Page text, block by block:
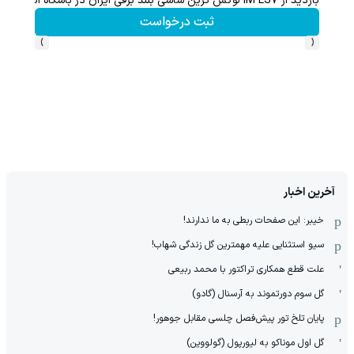
ثبت درخواست
‹
›
آخرین اخبار
خیبر: این صفحات ربطی به ما ندارند!
سیو استثنایی علیه مهمترین گل زندگی شهاب!
علت قطع همکاری تراکتور با محمد ربیعی
گل سوم دورتموند به آرسنال (گادو)
پایان تلخ تور پیش‌فصل چلسی مقابل جوهور!
گل اول موناکو به لیورپول (گولووین)